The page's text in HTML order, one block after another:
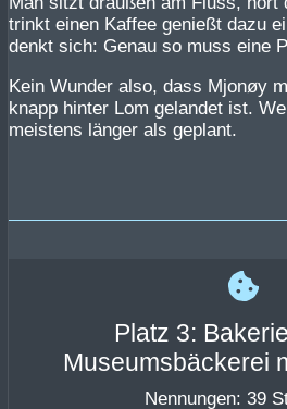
trinkt einen Kaffee genießt dazu
denkt sich: Genau so muss eine
Kein Wunder also, dass Mjonøy
knapp hinter Lom gelandet ist.
meistens länger als geplant.
Platz 3:
Museumsbäckerei
Nennungen: 39